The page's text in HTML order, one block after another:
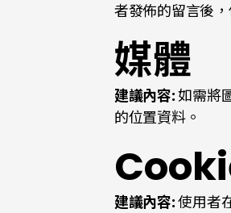
者發佈的留言後
媒體
建議內容:如需將
的位置資料。
建議內容:使用者